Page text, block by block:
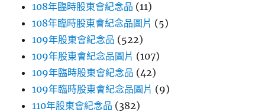
108年臨時股東會紀念品 (11)
108年臨時股東會紀念品圖片 (5)
109年股東會紀念品 (522)
109年股東會紀念品圖片 (107)
109年臨時股東會紀念品 (42)
109年臨時股東會紀念品圖片 (9)
110年股東會紀念品 (382)